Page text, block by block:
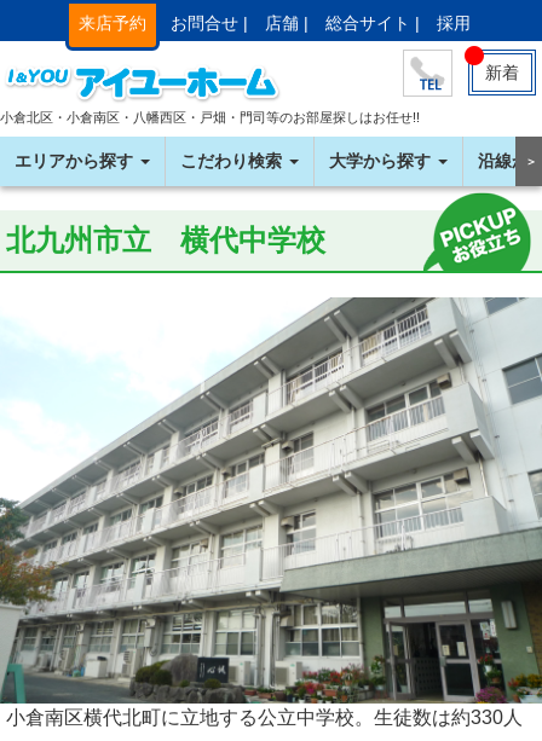
来店予約 お問合せ | 店舗 | 総合サイト | 採用
新着
小倉北区・小倉南区・八幡西区・戸畑・門司等のお部屋探しはお任せ!!
エリアから探す こだわり検索 大学から探す 沿線か＞
北九州市立 横代中学校
小倉南区横代北町に立地する公立中学校。生徒数は約330人